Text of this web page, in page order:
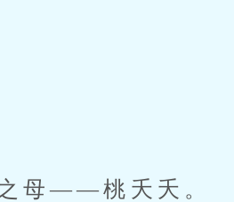
母——桃夭夭。